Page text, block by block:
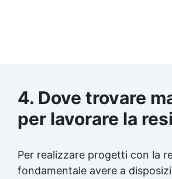
4. Dove trovare
per lavorare la
Per realizzare progetti con la
fondamentale avere a